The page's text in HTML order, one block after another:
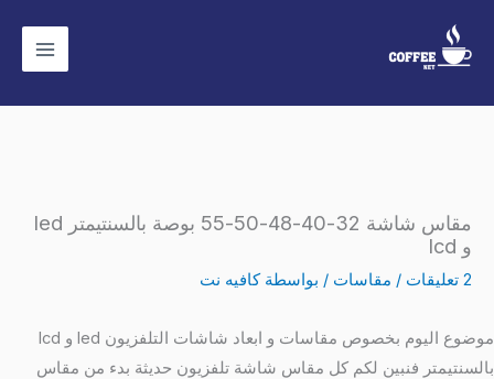
المحتوى
مقاس شاشة 32-40-48-50-55 بوصة بالسنتيمتر led
و lcd
2 تعليقات / مقاسات / بواسطة كافيه نت
موضوع اليوم بخصوص مقاسات و ابعاد شاشات التلفزيون led و lcd
بالسنتيمتر فنبين لكم كل مقاس شاشة تلفزيون حديثة بدء من مقاس